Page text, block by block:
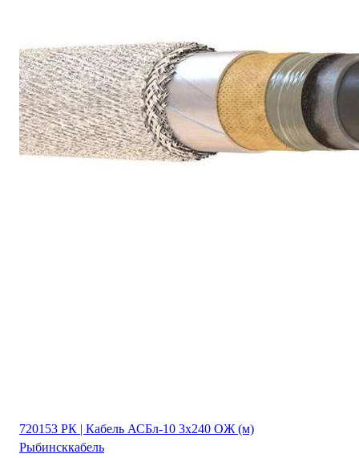
720153 РК | Кабель АСБл-10 3х240 ОЖ (м)
Рыбинсккабель